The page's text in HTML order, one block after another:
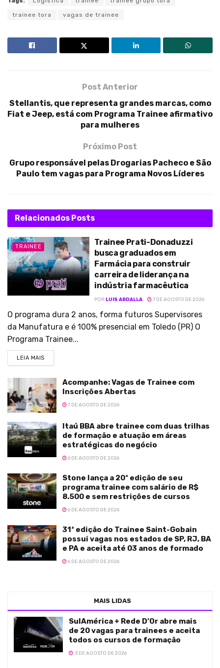
trainee tora vagas de trainee
Post Anterior
Stellantis, que representa grandes marcas, como
Fiat e Jeep, está com Programa Trainee afirmativo
para mulheres
Próximo Post
Grupo responsável pelas Drogarias Pacheco e São
Paulo tem vagas para Programa Novos Líderes
Relacionados Posts
TRAINEE
Trainee Prati-Donaduzzi
busca graduados em
Farmácia para construir
carreira de liderança na
indústria farmacêutica
POR LUIS ABDALLA 7 DE AGOSTO DE 2026
O programa dura 2 anos, forma futuros Supervisores
da Manufatura e é 100% presencial em Toledo (PR) O
Programa Trainee...
LEIA MAIS
Acompanhe: Vagas de Trainee com
Inscrições Abertas
7 DE AGOSTO DE 2026
Itaú BBA abre trainee com duas trilhas
de formação e atuação em áreas
estratégicas do negócio
6 DE AGOSTO DE 2026
Stone lança a 20ª edição de seu
programa trainee com salário de R$
8.500 e sem restrições de cursos
6 DE AGOSTO DE 2026
31ª edição do Trainee Saint-Gobain
possui vagas nos estados de SP, RJ, BA
e PA e aceita até 03 anos de formado
6 DE AGOSTO DE 2026
MAIS LIDAS
SulAmérica + Rede D’Or abre mais
de 20 vagas para trainees e aceita
todos os cursos de formação
3 DE AGOSTO DE 2026